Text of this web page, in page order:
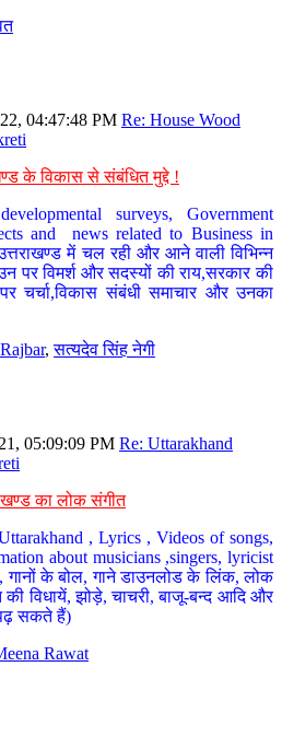
04:47:48 PM Re: House Wood
के विकास से संबंधित मुद्दे !
surveys, Government
and news related to Business in
में चल रही और आने वाली विभिन्न
पर विमर्श और सदस्यों की राय,सरकार की
चर्चा,विकास संबंधी समाचार और उनका
,सत्यदेव सिंह नेगी
05:09:09 PM Re: Uttarakhand
का लोक संगीत
, Lyrics , Videos of songs,
about musicians ,singers, lyricist
गानों के बोल, गाने डाउनलोड के लिंक, लोक
विधायें, झोड़े, चाचरी, बाजू-बन्द आदि और
सकते हैं)
Rawat